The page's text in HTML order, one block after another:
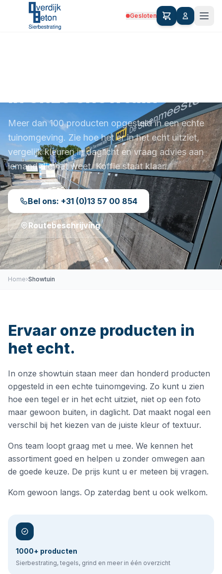
Gesloten
in onze showtuin
Meer dan 100 producten opgesteld in een echte
tuinomgeving. Zie hoe het er in het echt uitziet,
vergelijk kleuren in daglicht en vraag advies aan
iemand die het weet. Koffie staat klaar.
Bel ons: +31 (0)13 57 00 854
Routebeschrijving
Home›Showtuin
Ervaar onze producten in
het echt.
In onze showtuin staan meer dan honderd producten
opgesteld in een echte tuinomgeving. Zo kunt u zien
hoe een tegel er in het echt uitziet, niet op een foto
maar gewoon buiten, in daglicht. Dat maakt nogal een
verschil bij het kiezen van de juiste kleur of textuur.
Ons team loopt graag met u mee. We kennen het
assortiment goed en helpen u zonder omwegen aan
de goede keuze. De prijs kunt u er meteen bij vragen.
Kom gewoon langs. Op zaterdag bent u ook welkom.
1000+ producten
Sierbestrating, tegels, grind en meer in één overzicht